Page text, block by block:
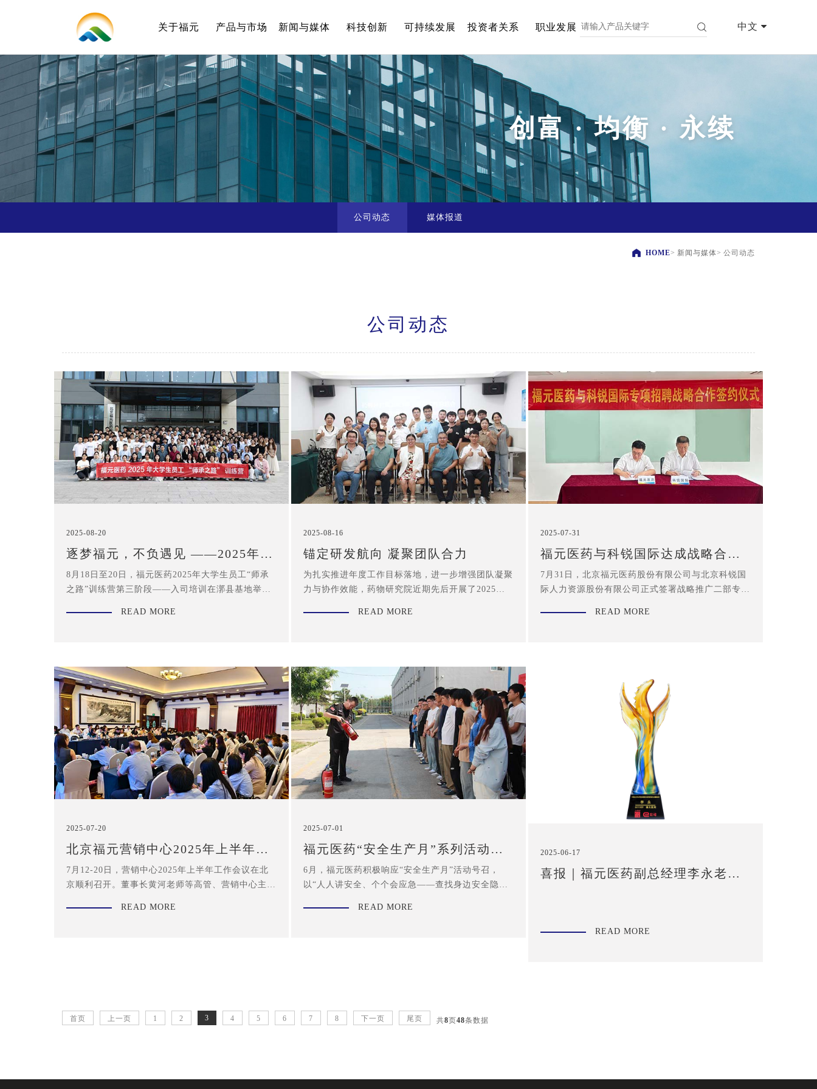
关于福元 产品与市场 新闻与媒体 科技创新 可持续发展 投资者关系 职业发展 中文
创富 · 均衡 · 永续
公司动态 媒体报道
HOME> 新闻与媒体> 公司动态
公司动态
2025-08-20
逐梦福元，不负遇见 ——2025年大
学生员工“师承之路”训练营圆满收
官
8月18日至20日，福元医药2025年大学生员工“师承
之路”训练营第三阶段——入司培训在漷县基地举
READ MORE
2025-08-16
锚定研发航向 凝聚团队合力
为扎实推进年度工作目标落地，进一步增强团队凝聚
力与协作效能，药物研究院近期先后开展了2025年
READ MORE
2025-07-31
福元医药与科锐国际达成战略合作
共筑医药营销人才新高地
7月31日，北京福元医药股份有限公司与北京科锐国
际人力资源股份有限公司正式签署战略推广二部专项
READ MORE
2025-07-20
北京福元营销中心2025年上半年工
作会议顺利召开
7月12-20日，营销中心2025年上半年工作会议在北
京顺利召开。董事长黄河老师等高管、营销中心主管
READ MORE
2025-07-01
福元医药“安全生产月”系列活动回
顾
6月，福元医药积极响应“安全生产月”活动号召，
以“人人讲安全、个个会应急——查找身边安全隐
READ MORE
2025-06-17
喜报｜福元医药副总经理李永老师
READ MORE
首页 上一页 1 2 3 4 5 6 7 8 下一页 尾页 共8页48条数据